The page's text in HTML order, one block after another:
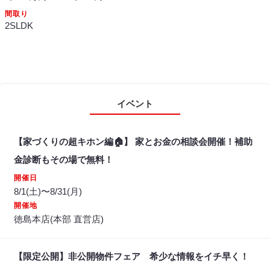
イベント
【家づくりの超キホン編🏠】 家とお金の相談会開催！補助
金診断もその場で無料！
開催日
8/1(土)〜8/31(月)
開催地
徳島本店(本部 直営店)
【限定公開】非公開物件フェア 希少な情報をイチ早く！
間取り
2SLDK